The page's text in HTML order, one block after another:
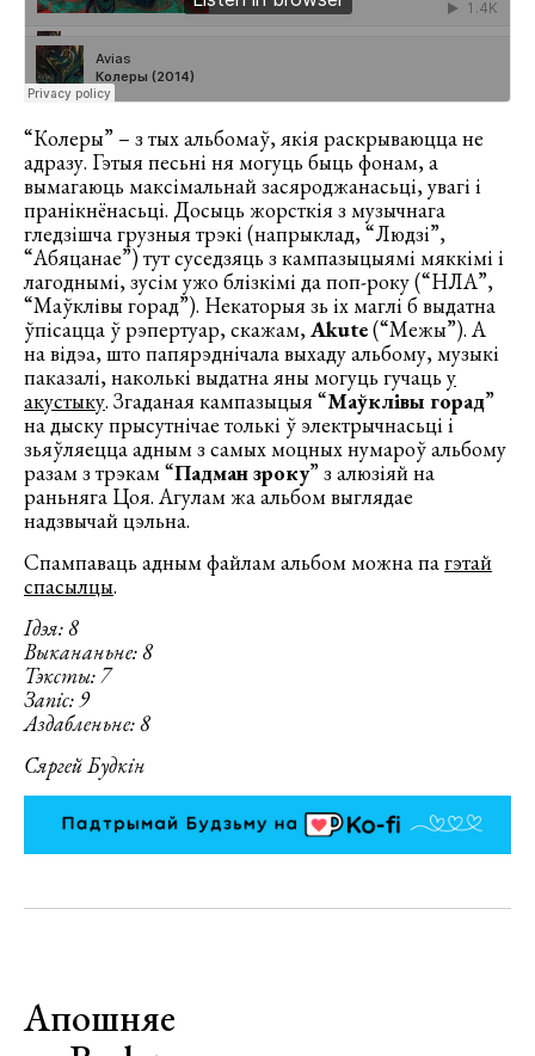
“Колеры” – з тых альбомаў, якія раскрываюцца не
адразу. Гэтыя песьні ня могуць быць фонам, а
вымагаюць максімальнай засяроджанасьці, увагі і
пранікнёнасьці. Досыць жорсткія з музычнага
гледзішча грузныя трэкі (напрыклад, “Людзі”,
“Абяцанае”) тут суседзяць з кампазыцыямі мяккімі і
лагоднымі, зусім ужо блізкімі да поп-року (“НЛА”,
“Маўклівы горад”). Некаторыя зь іх маглі б выдатна
ўпісацца ў рэпертуар, скажам, Akute(“Межы”). А
на відэа, што папярэднічала выхаду альбому, музыкі
паказалі, наколькі выдатна яны могуць гучацьу
акустыку. Згаданая кампазыцыя “Маўклівы горад”
на дыску прысутнічае толькі ў электрычнасьці і
зьяўляецца адным з самых моцных нумароў альбому
разам з трэкам “Падман зроку” з алюзіяй на
раньняга Цоя. Агулам жа альбом выглядае
надзвычай цэльна.
Спампаваць адным файлам альбом можна пагэтай
спасылцы.
Ідэя: 8
Выкананьне: 8
Тэксты: 7
Запіс: 9
Аздабленьне: 8
Сяргей Будкін
Апошняе